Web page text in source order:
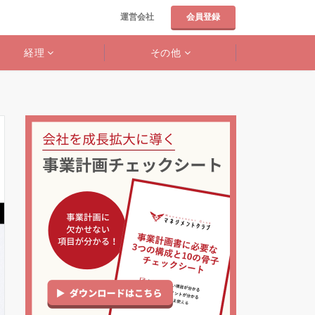
運営会社 会員登録
経理 その他